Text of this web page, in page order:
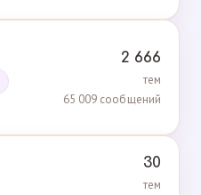
2 666
тем
65 009 сообщений
30
тем